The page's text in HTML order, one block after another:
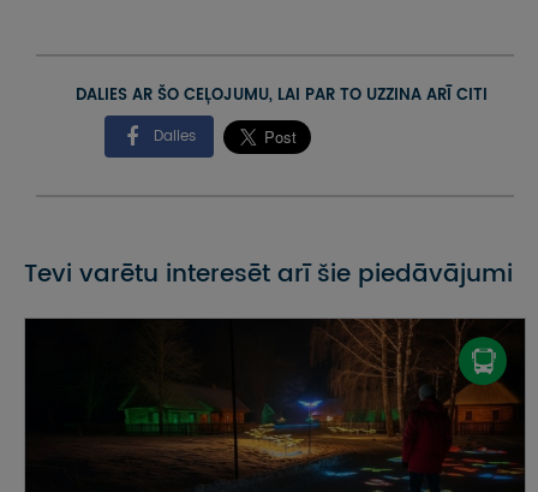
DALIES AR ŠO CEĻOJUMU, LAI PAR TO UZZINA ARĪ CITI
Dalies
Tevi varētu interesēt arī šie piedāvājumi